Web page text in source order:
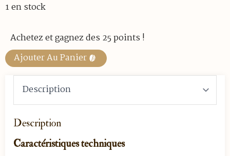
1 en stock
Achetez et gagnez des 25 points !
Ajouter Au Panier
Description
Caractéristiques techniques